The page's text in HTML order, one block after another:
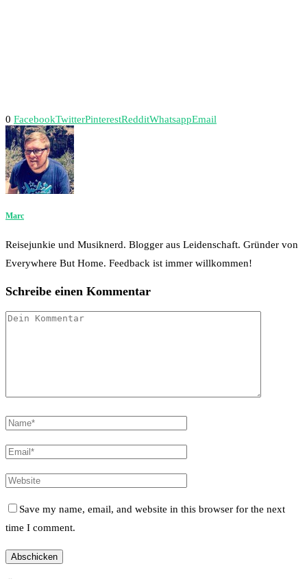
0 FacebookTwitterPinterestRedditWhatsappEmail
Marc
Reisejunkie und Musiknerd. Blogger aus Leidenschaft. Gründer von
Everywhere But Home. Feedback ist immer willkommen!
Schreibe einen Kommentar
Save my name, email, and website in this browser for the next
time I comment.